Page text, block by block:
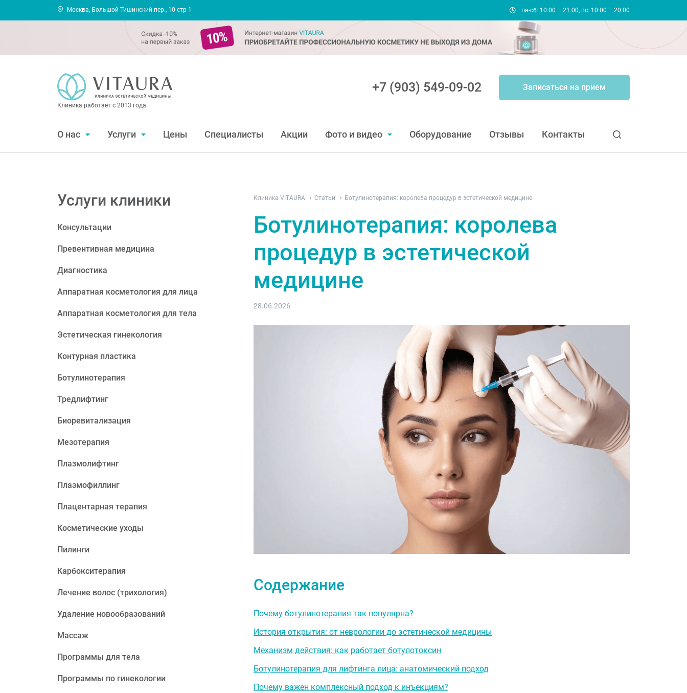
Москва, Большой Тишинский пер., 10 стр 1 пн-сб: 10:00 – 21:00, вс: 10:00 – 20:00
+7 (903) 549-09-02 Записаться на прием
Клиника работает с 2013 года
О нас Услуги Цены Специалисты Акции Фото и видео Оборудование Отзывы Контакты
Клиника VITAURA Статьи Ботулинотерапия: королева процедур в эстетической медицине
Ботулинотерапия: королева
процедур в эстетической
медицине
28.06.2026
Содержание
Почему ботулинотерапия так популярна?
История открытия: от неврологии до эстетической медицины
Механизм действия: как работает ботулотоксин
Ботулинотерапия для лифтинга лица: анатомический подход
Почему важен комплексный подход к инъекциям?
Услуги клиники
Консультации
Превентивная медицина
Диагностика
Аппаратная косметология для лица
Аппаратная косметология для тела
Эстетическая гинекология
Контурная пластика
Ботулинотерапия
Тредлифтинг
Биоревитализация
Мезотерапия
Плазмолифтинг
Плазмофиллинг
Плацентарная терапия
Косметические уходы
Пилинги
Карбокситерапия
Лечение волос (трихология)
Удаление новообразований
Массаж
Программы для тела
Программы по гинекологии